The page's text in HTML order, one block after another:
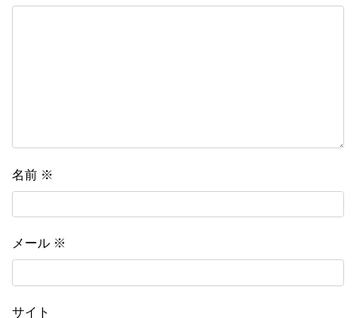
名前 ※
メール ※
サイト